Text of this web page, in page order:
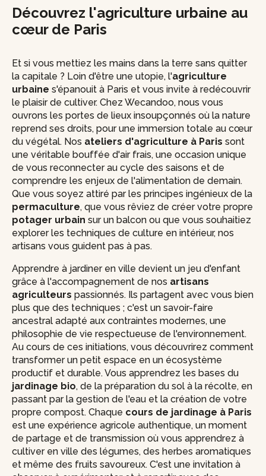
Découvrez l'agriculture urbaine au
cœur de Paris
Et si vous mettiez les mains dans la terre sans quitter
la capitale ? Loin d'être une utopie, l'agriculture
urbaine s'épanouit à Paris et vous invite à redécouvrir
le plaisir de cultiver. Chez Wecandoo, nous vous
ouvrons les portes de lieux insoupçonnés où la nature
reprend ses droits, pour une immersion totale au cœur
du végétal. Nos ateliers d'agriculture à Paris sont
une véritable bouffée d'air frais, une occasion unique
de vous reconnecter au cycle des saisons et de
comprendre les enjeux de l'alimentation de demain.
Que vous soyez attiré par les principes ingénieux de la
permaculture, que vous rêviez de créer votre propre
potager urbain sur un balcon ou que vous souhaitiez
explorer les techniques de culture en intérieur, nos
artisans vous guident pas à pas.
Apprendre à jardiner en ville devient un jeu d'enfant
grâce à l'accompagnement de nos artisans
agriculteurs passionnés. Ils partagent avec vous bien
plus que des techniques ; c'est un savoir-faire
ancestral adapté aux contraintes modernes, une
philosophie de vie respectueuse de l'environnement.
Au cours de ces initiations, vous découvrirez comment
transformer un petit espace en un écosystème
productif et durable. Vous apprendrez les bases du
jardinage bio, de la préparation du sol à la récolte, en
passant par la gestion de l'eau et la création de votre
propre compost. Chaque cours de jardinage à Paris
est une expérience agricole authentique, un moment
de partage et de transmission où vous apprendrez à
cultiver en ville des légumes, des herbes aromatiques
et même des fruits savoureux. C'est une invitation à